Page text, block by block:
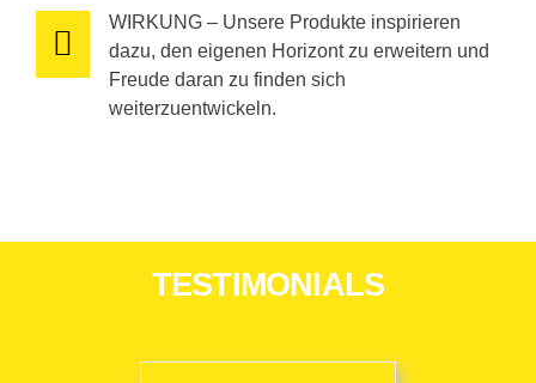
WIRKUNG – Unsere Produkte inspirieren
dazu, den eigenen Horizont zu erweitern und
Freude daran zu finden sich
weiterzuentwickeln.
TESTIMONIALS